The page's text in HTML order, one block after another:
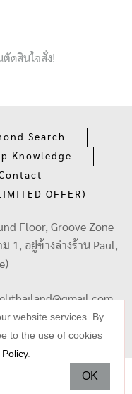
ดสินใจสั่ง!
Search
Knowledge
OFFER)
Floor, Groove Zone
1, อยู่ข้างล่างร้าน Paul,
website services. By
to the use of cookies
.
OK